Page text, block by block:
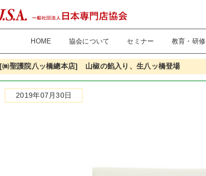
HOME 協会について セミナー 教育・研修
[㈱聖護院八ッ橋總本店] 山椒の餡入り、生八ッ橋登場
2019年07月30日